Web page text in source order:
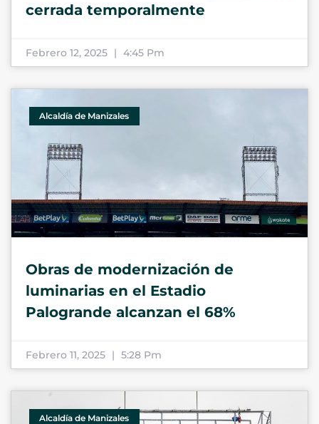
cerrada temporalmente
Febrero 12, 2025 4:45 Pm
Alcaldía de Manizales
Obras de modernización de
luminarias en el Estadio
Palogrande alcanzan el 68%
Febrero 11, 2025 5:28 Pm
Alcaldía de Manizales